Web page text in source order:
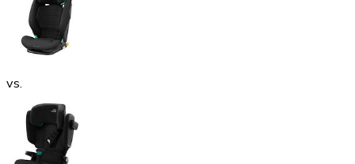
vs.